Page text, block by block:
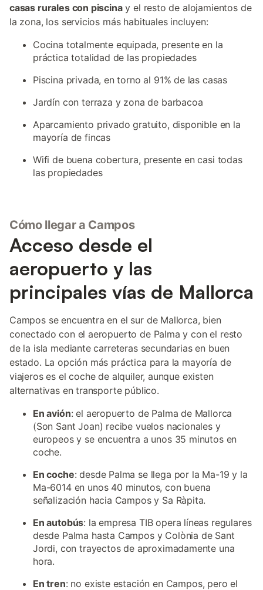
casas rurales con piscinay el resto de alojamientos de
la zona, los servicios más habituales incluyen:
Cocina totalmente equipada, presente en la
práctica totalidad de las propiedades
Piscina privada, en torno al 91% de las casas
Jardín con terraza y zona de barbacoa
Aparcamiento privado gratuito, disponible en la
mayoría de fincas
Wifi de buena cobertura, presente en casi todas
las propiedades
Cómo llegar a Campos
Acceso desde el
aeropuerto y las
principales vías de Mallorca
Campos se encuentra en el sur de Mallorca, bien
conectado con el aeropuerto de Palma y con el resto
de la isla mediante carreteras secundarias en buen
estado. La opción más práctica para la mayoría de
viajeros es el coche de alquiler, aunque existen
alternativas en transporte público.
En avión: el aeropuerto de Palma de Mallorca
(Son Sant Joan) recibe vuelos nacionales y
europeos y se encuentra a unos 35 minutos en
coche.
En coche: desde Palma se llega por la Ma-19 y la
Ma-6014 en unos 40 minutos, con buena
señalización hacia Campos y Sa Ràpita.
En autobús: la empresa TIB opera líneas regulares
desde Palma hasta Campos y Colònia de Sant
Jordi, con trayectos de aproximadamente una
hora.
En tren: no existe estación en Campos, pero el